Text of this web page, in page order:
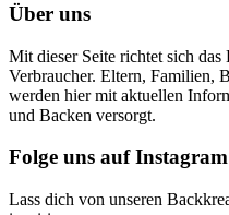
Über uns
Mit dieser Seite richtet sich
Verbraucher. Eltern, Familien,
werden hier mit aktuellen
und Backen versorgt.
Folge uns auf
Lass dich von unseren